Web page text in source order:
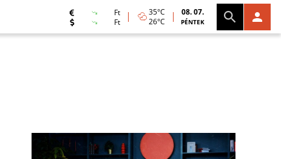
Ft
Ft
35°C
26°C
08. 07.
PÉNTEK